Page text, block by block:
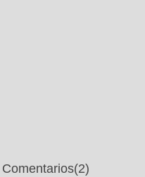
Comentarios(2)